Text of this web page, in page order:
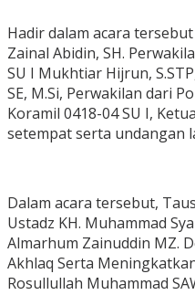
Hadir dalam acara
Zainal Abidin, SH.
SU I Mukhtiar Hijrun,
SE, M.Si, Perwakilan dari
Koramil 0418-04 SU I,
setempat serta undangan
Dalam acara tersebut,
Ustadz KH. Muhammad
Almarhum Zainuddin MZ.
Akhlaq Serta
Rosullullah Muhammad